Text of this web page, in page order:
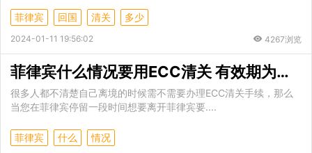
菲律宾 回国 清关 多少
2024-01-11 19:56:02 4267浏览
菲律宾什么情况要用ECC清关 有效期为多长
很多人都不清楚自己离境的时候需不需要办理ECC清关手续，那么
当您在菲律宾停留一段时间想要离开菲律宾要....
菲律宾 什么 情况